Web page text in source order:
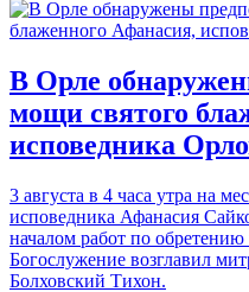
В Орле
мощи святого
исповедника
3 августа в 4 часа утра на
исповедника Афанасия
началом работ по обретению
Богослужение возглавил
Болховский Тихон.